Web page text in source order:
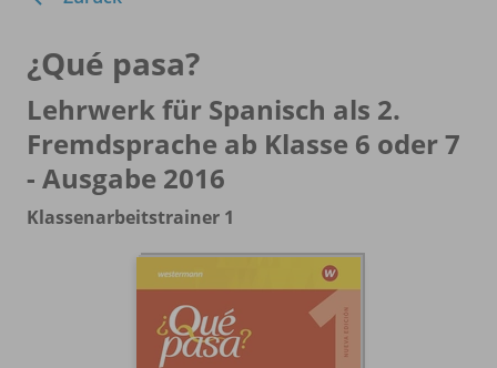
¿Qué pasa?
Lehrwerk für Spanisch als 2.
Fremdsprache ab Klasse 6 oder 7
- Ausgabe 2016
Klassenarbeitstrainer 1